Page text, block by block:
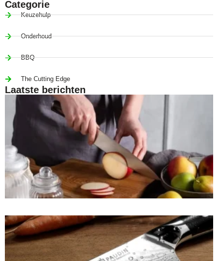
Categorie
Keuzehulp
Onderhoud
BBQ
The Cutting Edge
Laatste berichten